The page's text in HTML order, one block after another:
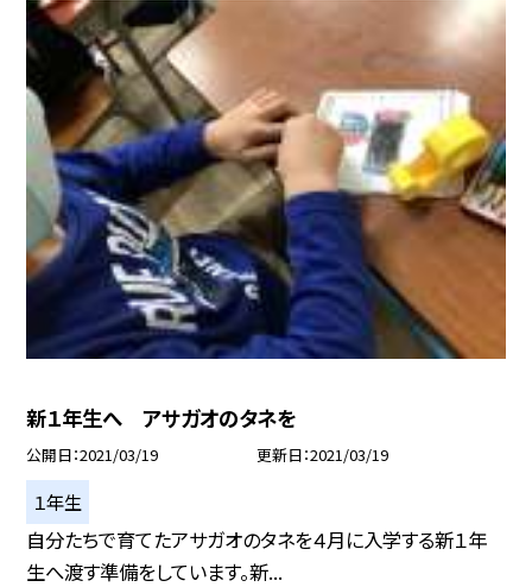
新１年生へ アサガオのタネを
公開日 2021/03/19 更新日 2021/03/19
１年生
自分たちで育てたアサガオのタネを４月に入学する新１年
生へ渡す準備をしています。新...